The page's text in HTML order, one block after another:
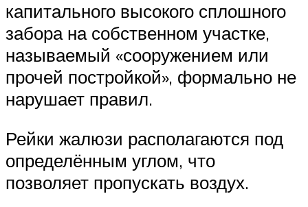
капитального высокого сплошного
забора на собственном участке,
называемый «сооружением или
прочей постройкой», формально не
нарушает правил.
Рейки жалюзи располагаются под
определённым углом, что
позволяет пропускать воздух.